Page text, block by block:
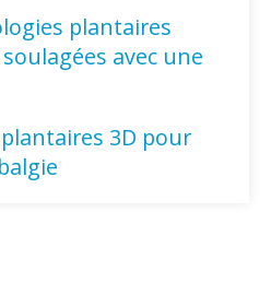
plantaires
avec une
3D pour